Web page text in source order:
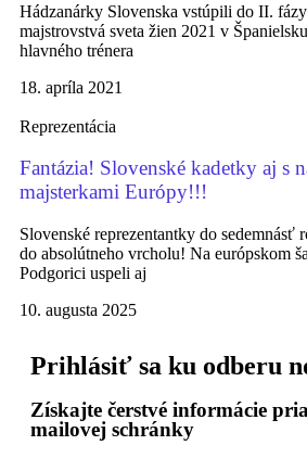
Hádzanárky Slovenska vstúpili do II.
majstrovstvá sveta žien 2021 v
hlavného trénera
18. apríla 2021
Reprezentácia
Fantázia! Slovenské kadetky aj s
majsterkami Európy!!!
Slovenské reprezentantky do sedemnásť
do absolútneho vrcholu! Na európskom
Podgorici uspeli aj
10. augusta 2025
Prihlásiť sa ku odberu
Získajte čerstvé informácie
mailovej schránky